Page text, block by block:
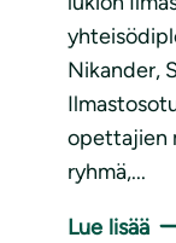
Nikander,
opettajien
ryhmä,...
Lue lisää